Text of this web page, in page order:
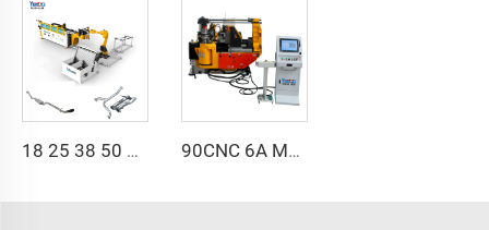
18 25 38 50 CNC 4A 2S Çelik Otomatik Boru Bükme Makinesi ve Tüp Bükme Makineleri Fiyatı İtme Fonksiyonlu 1 İnch 2 İnch 3 İnch Hattı 90CNC 6A MS CNC Tüp Bükme Makinesi Demir Tüp Kare Boru Bükme Makinesi Motorlu Alüminyum ve Paslanmaz Çelik Beygir Tüp Borular İçin